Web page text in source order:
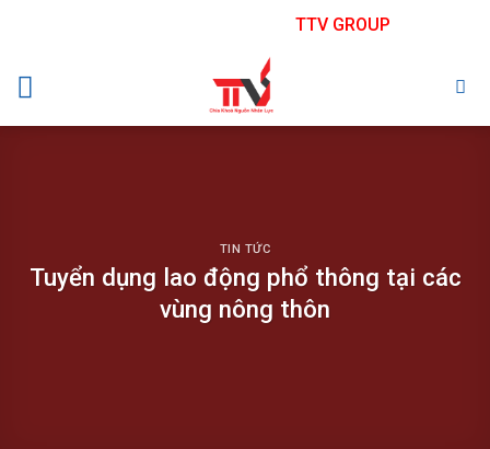
TTV GROUP
TIN TỨC
Tuyển dụng lao động phổ thông tại các
vùng nông thôn